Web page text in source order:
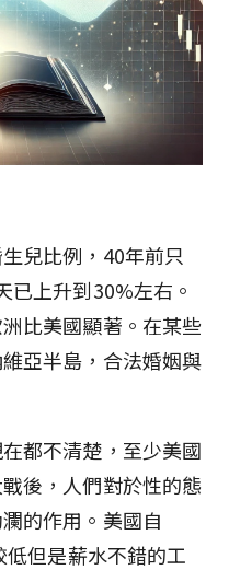
兒比例，40年前只
已上升到30%左右。
比美國顯著。在某些
亞半島，合法婚姻與
都不清楚，至少美國
後，人們對於性的態
的作用。美國自
但是薪水不錯的工